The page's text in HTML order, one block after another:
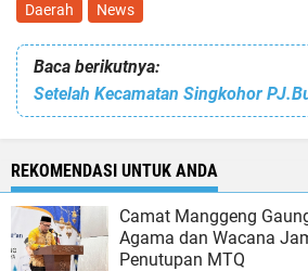
Daerah News
Baca berikutnya:
REKOMENDASI UNTUK ANDA
Camat Manggeng
Agama dan Wacana
Penutupan MTQ